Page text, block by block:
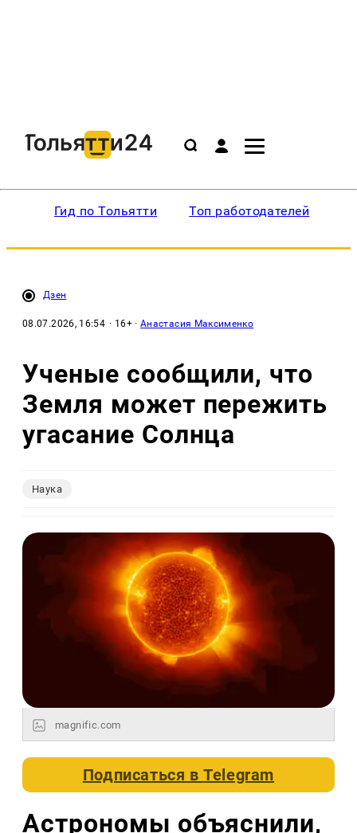
Гид по Тольятти Топ работодателей
Дзен
08.07.2026, 16:54 · 16+ ·Анастасия Максименко
Ученые сообщили, что
Земля может пережить
угасание Солнца
Наука
magnific.com
Подписаться вTelegram
Астрономы объяснили,